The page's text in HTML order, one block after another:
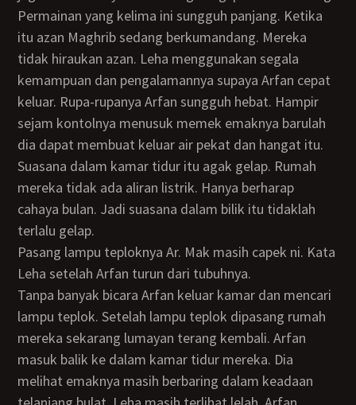
Permainan yang kelima ini sungguh panjang. Ketika
itu azan Maghrib sedang berkumandang. Mereka
tidak hiraukan azan. Leha menggunakan segala
kemampuan dan pengalamannya supaya Arfan cepat
keluar. Rupa-rupanya Arfan sungguh hebat. Hampir
sejam kontolnya menusuk memek emaknya barulah
dia dapat membuat keluar air pekat dan hangat itu.
Suasana dalam kamar tidur itu agak gelap. Rumah
mereka tidak ada aliran listrik. Hanya berharap
cahaya bulan. Jadi suasana dalam bilik itu tidaklah
terlalu gelap.
Pasang lampu teploknya Ar. Mak masih capek ni. Kata
Leha setelah Arfan turun dari tubuhnya.
Tanpa banyak bicara Arfan keluar kamar dan mencari
lampu teplok. Setelah lampu teplok dipasang rumah
mereka sekarang lumayan terang kembali. Arfan
masuk balik ke dalam kamar tidur mereka. Dia
melihat emaknya masih berbaring dalam keadaan